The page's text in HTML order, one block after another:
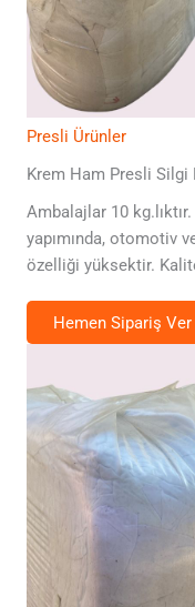
Presli Ürünler
Krem Ham Presli Silgi
Ambalajlar 10
yapımında, otomotiv
özelliği yüksektir.
Hemen Sipariş Ver